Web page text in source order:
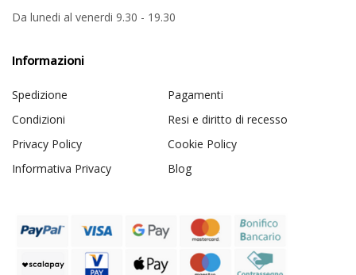
Da lunedi al venerdi 9.30 - 19.30
Informazioni
Spedizione
Pagamenti
Condizioni
Resi e diritto di recesso
Privacy Policy
Cookie Policy
Informativa Privacy
Blog